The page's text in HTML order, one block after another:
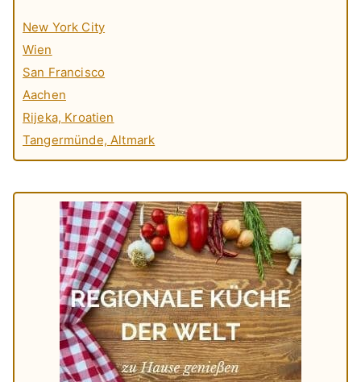
New York City
Wien
San Francisco
Aachen
Rijeka, Kroatien
Tangermünde, Altmark